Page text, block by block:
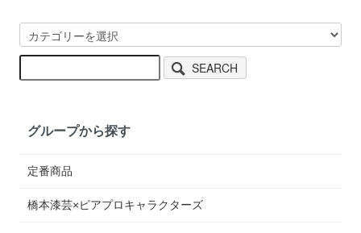
SEARCH
グループから探す
定番商品
橋本漆芸×ピアプロキャラクターズ